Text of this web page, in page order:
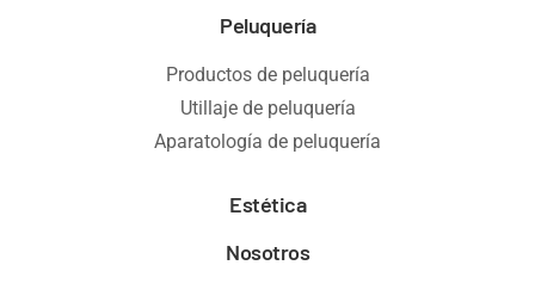
Peluquería
Productos de peluquería
Utillaje de peluquería
Aparatología de peluquería
Estética
Nosotros